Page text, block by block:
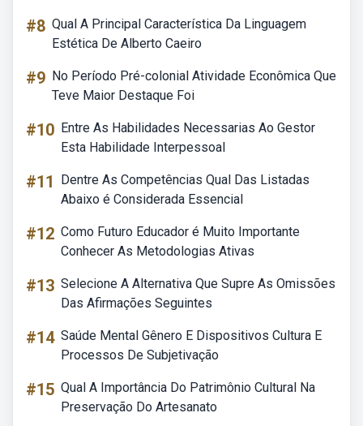
#8 Qual A Principal Característica Da Linguagem
Estética De Alberto Caeiro
#9 No Período Pré-colonial Atividade Econômica Que
Teve Maior Destaque Foi
#10 Entre As Habilidades Necessarias Ao Gestor
Esta Habilidade Interpessoal
#11
Dentre As Competências Qual Das Listadas
Abaixo é Considerada Essencial
#12 Como Futuro Educador é Muito Importante
Conhecer As Metodologias Ativas
#13 Selecione A Alternativa Que Supre As Omissões
Das Afirmações Seguintes
#14 Saúde Mental Gênero E Dispositivos Cultura E
Processos De Subjetivação
#15 Qual A Importância Do Patrimônio Cultural Na
Preservação Do Artesanato